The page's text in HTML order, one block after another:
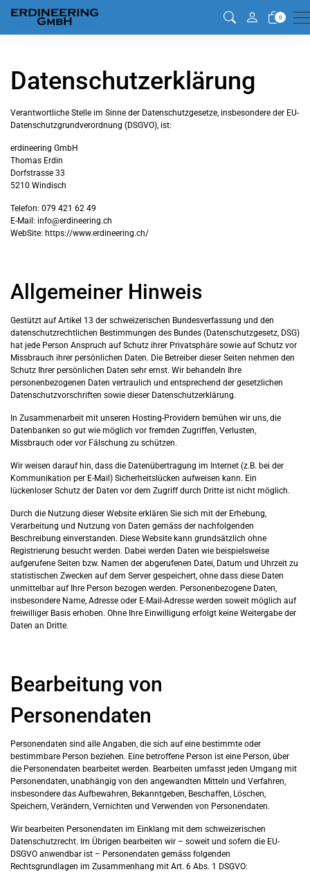
0
Datenschutzerklärung
Verantwortliche Stelle im Sinne der Datenschutzgesetze, insbesondere der EU-
Datenschutzgrundverordnung (DSGVO), ist:
erdineering GmbH
Thomas Erdin
Dorfstrasse 33
5210 Windisch
Telefon: 079 421 62 49
E-Mail: info@erdineering.ch
WebSite: https://www.erdineering.ch/
Allgemeiner Hinweis
Gestützt auf Artikel 13 der schweizerischen Bundesverfassung und den
datenschutzrechtlichen Bestimmungen des Bundes (Datenschutzgesetz, DSG)
hat jede Person Anspruch auf Schutz ihrer Privatsphäre sowie auf Schutz vor
Missbrauch ihrer persönlichen Daten. Die Betreiber dieser Seiten nehmen den
Schutz Ihrer persönlichen Daten sehr ernst. Wir behandeln Ihre
personenbezogenen Daten vertraulich und entsprechend der gesetzlichen
Datenschutzvorschriften sowie dieser Datenschutzerklärung.
In Zusammenarbeit mit unseren Hosting-Providern bemühen wir uns, die
Datenbanken so gut wie möglich vor fremden Zugriffen, Verlusten,
Missbrauch oder vor Fälschung zu schützen.
Wir weisen darauf hin, dass die Datenübertragung im Internet (z.B. bei der
Kommunikation per E-Mail) Sicherheitslücken aufweisen kann. Ein
lückenloser Schutz der Daten vor dem Zugriff durch Dritte ist nicht möglich.
Durch die Nutzung dieser Website erklären Sie sich mit der Erhebung,
Verarbeitung und Nutzung von Daten gemäss der nachfolgenden
Beschreibung einverstanden. Diese Website kann grundsätzlich ohne
Registrierung besucht werden. Dabei werden Daten wie beispielsweise
aufgerufene Seiten bzw. Namen der abgerufenen Datei, Datum und Uhrzeit zu
statistischen Zwecken auf dem Server gespeichert, ohne dass diese Daten
unmittelbar auf Ihre Person bezogen werden. Personenbezogene Daten,
insbesondere Name, Adresse oder E-Mail-Adresse werden soweit möglich auf
freiwilliger Basis erhoben. Ohne Ihre Einwilligung erfolgt keine Weitergabe der
Daten an Dritte.
Bearbeitung von
Personendaten
Personendaten sind alle Angaben, die sich auf eine bestimmte oder
bestimmbare Person beziehen. Eine betroffene Person ist eine Person, über
die Personendaten bearbeitet werden. Bearbeiten umfasst jeden Umgang mit
Personendaten, unabhängig von den angewandten Mitteln und Verfahren,
insbesondere das Aufbewahren, Bekanntgeben, Beschaffen, Löschen,
Speichern, Verändern, Vernichten und Verwenden von Personendaten.
Wir bearbeiten Personendaten im Einklang mit dem schweizerischen
Datenschutzrecht. Im Übrigen bearbeiten wir – soweit und sofern die EU-
DSGVO anwendbar ist – Personendaten gemäss folgenden
Rechtsgrundlagen im Zusammenhang mit Art. 6 Abs. 1 DSGVO: